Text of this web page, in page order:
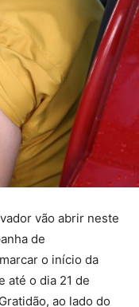
vão abrir neste
de
o início da
até o dia 21 de
ao lado do